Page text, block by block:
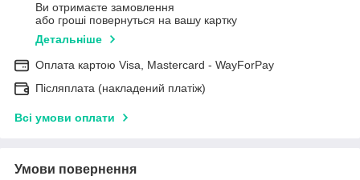
Ви отримаєте замовлення
або гроші повернуться на вашу картку
Детальніше
Оплата картою Visa, Mastercard - WayForPay
Післяплата (накладений платіж)
Всі умови оплати
Умови повернення